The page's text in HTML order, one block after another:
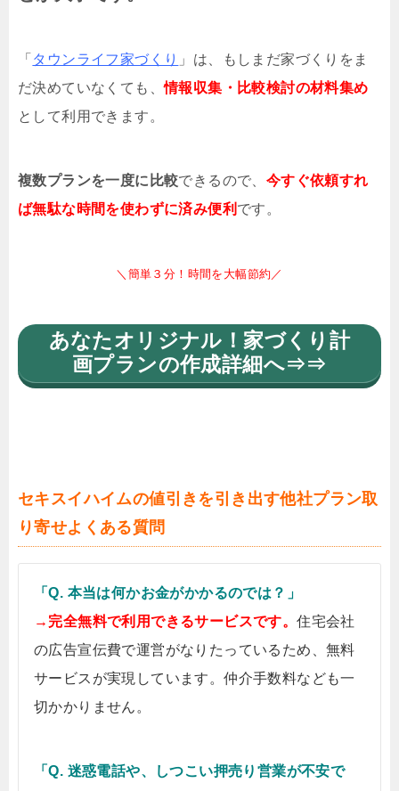
「 タウンライフ家づくり 」は、もしまだ家づくりをま
だ決めていなくても、情報収集・比較検討の材料集め
として利用できます。
複数プランを一度に比較できるので、 今すぐ依頼すれ
ば無駄な時間を使わずに済み便利 です。
＼簡単３分！時間を大幅節約／
あなたオリジナル！家づくり計
画プランの作成詳細へ⇒⇒
セキスイハイムの値引きを引き出す他社プラン取
り寄せよくある質問
「Q. 本当は何かお金がかかるのでは？」
→完全無料で利用できるサービスです。住宅会社
の広告宣伝費で運営がなりたっているため、無料
サービスが実現しています。仲介手数料なども一
切かかりません。
「Q. 迷惑電話や、しつこい押売り営業が不安で